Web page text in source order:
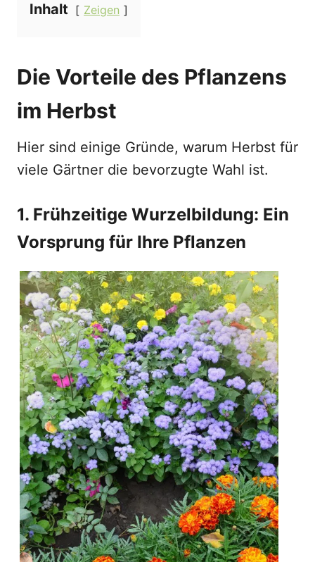
Inhalt Zeigen
Die Vorteile des Pflanzens
im Herbst
Hier sind einige Gründe, warum Herbst für
viele Gärtner die bevorzugte Wahl ist.
1. Frühzeitige Wurzelbildung: Ein
Vorsprung für Ihre Pflanzen